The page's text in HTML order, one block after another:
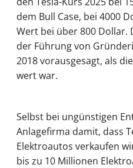
dem Bull Case, bei 4000
Wert bei über 800 Dollar.
der Führung von
2018 vorausgesagt, als
wert war.
Selbst bei ungünstigen
Anlagefirma damit, dass
Elektroautos verkaufen
bis zu 10 Millionen